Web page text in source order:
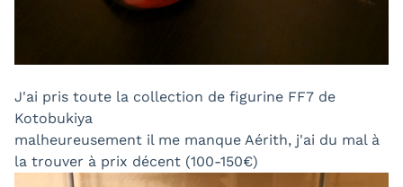
J'ai pris toute la collection de figurine FF7 de
Kotobukiya
malheureusement il me manque Aérith, j'ai du mal à
la trouver à prix décent (100-150€)